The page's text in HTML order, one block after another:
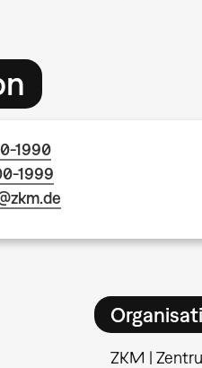
1990
1999
ZKM |